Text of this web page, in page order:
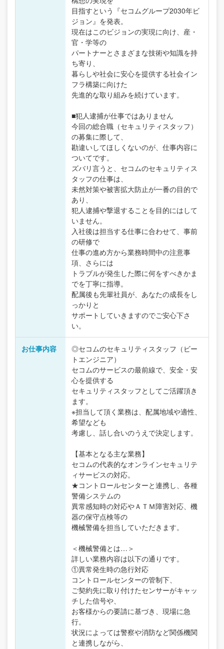
目指すという『セコムグループ2030年ビ
ジョン』を発表。
現在はこのビジョンの実現に向け、産・
官・学等の
パートナーとさまざまな技術や知識を持
ち寄り、
暮らしや社会に安心を提供する社会イン
フラ構築に向けた
先進的な取り組みを続けています。
■犯人逮捕が仕事ではありません
今回の総合職（セキュリティスタッフ）
の募集に際して、
勘違いしてほしくないのが、仕事内容に
ついてです。
ズバリ言うと、セコムのセキュリティス
タッフの仕事は、
未然対策や被害拡大防止が一番の目的で
あり、
犯人逮捕や撃退することを目的にはして
いません。
入社後は担当する仕事に合わせて、事前
の研修で
仕事の進め方から業務時間中の注意事
項、さらには
トラブルが発生した際に何をすべきかま
でを丁寧に指導。
配属後も先輩社員が、あなたの成長をし
っかりと
サポートしていきますのでご安心下さ
い。
お仕事内容
◎セコムのセキュリティスタッフ（ビー
トエンジニア）
セコムのサービスの最前線で、安全・安
心を提供する
セキュリティスタッフとしてご活躍頂き
ます。
※担当して頂く業務は、配属地域や適性、
希望なども
考慮し、話し合いのうえで決定します。
【基本となる主な業務】
セコムの代表的なオンラインセキュリテ
ィサービスの対応。
★コントロールセンターと連携し、各種
警備システムの
異常感知時の対応やＡＴＭ障害対応、機
器の保守点検等の
機械警備を担当していただきます。
＜機械警備とは…＞
詳しい業務内容は以下の通りです。
①異常発生時の急行対応
コントロールセンターの管制下、
ご契約先に取り付けたセンサーがキャッ
チした信号や、
お客様からの要請に基づき、現場に急
行。
状況によっては警察や消防など関係機関
と連携しながら、